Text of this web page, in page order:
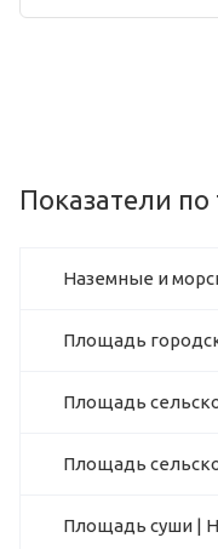
Показатели по
Наземные и
Площадь
Площадь
Площадь
Площадь суши |